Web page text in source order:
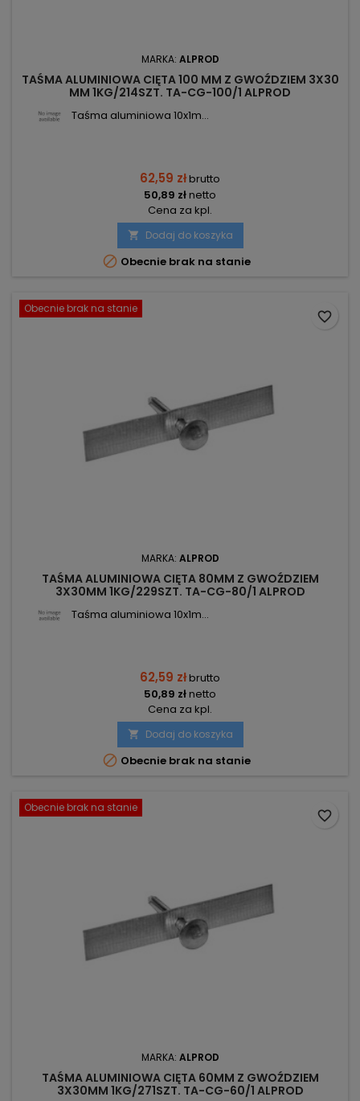
MARKA: ALPROD
TAŚMA ALUMINIOWA CIĘTA 100 MM Z GWOŹDZIEM 3X30
MM 1KG/214SZT. TA-CG-100/1 ALPROD
Taśma aluminiowa 10x1m...
62,59 złbrutto
50,89 złnetto
Cena za kpl.
 Dodaj do koszyka
 Obecnie brak na stanie
Obecnie brak na stanie
MARKA: ALPROD
TAŚMA ALUMINIOWA CIĘTA 80MM Z GWOŹDZIEM
3X30MM 1KG/229SZT. TA-CG-80/1 ALPROD
Taśma aluminiowa 10x1m...
62,59 złbrutto
50,89 złnetto
Cena za kpl.
 Dodaj do koszyka
 Obecnie brak na stanie
favorite_border
Obecnie brak na stanie
MARKA: ALPROD
TAŚMA ALUMINIOWA CIĘTA 60MM Z GWOŹDZIEM
3X30MM 1KG/271SZT. TA-CG-60/1 ALPROD
favorite_border